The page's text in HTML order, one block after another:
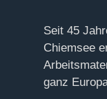
Seit 45
Chiemsee
ganz